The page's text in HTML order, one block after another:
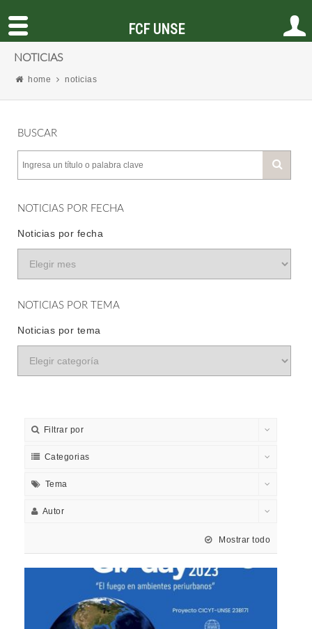
NOTICIAS
home noticias
BUSCAR
NOTICIAS POR FECHA
Noticias por fecha
NOTICIAS POR TEMA
Noticias por tema
Filtrar por
Categorias
Tema
Autor
Mostrar todo
FCF UNSE